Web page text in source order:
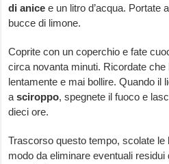
di anice e un litro d’acqua. Portate
bucce di limone.
Coprite con un coperchio e fate
circa novanta minuti. Ricordate che
lentamente e mai bollire. Quando il
asciroppo, spegnete il fuoco e
dieci ore.
Trascorso questo tempo, scolate
modo da eliminare eventuali